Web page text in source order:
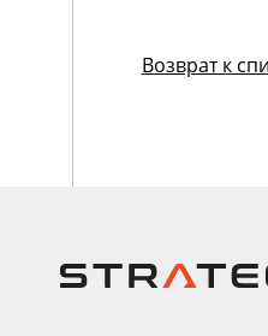
Возврат к